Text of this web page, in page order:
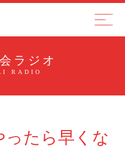
ラジオ
RADIO
たら早くな